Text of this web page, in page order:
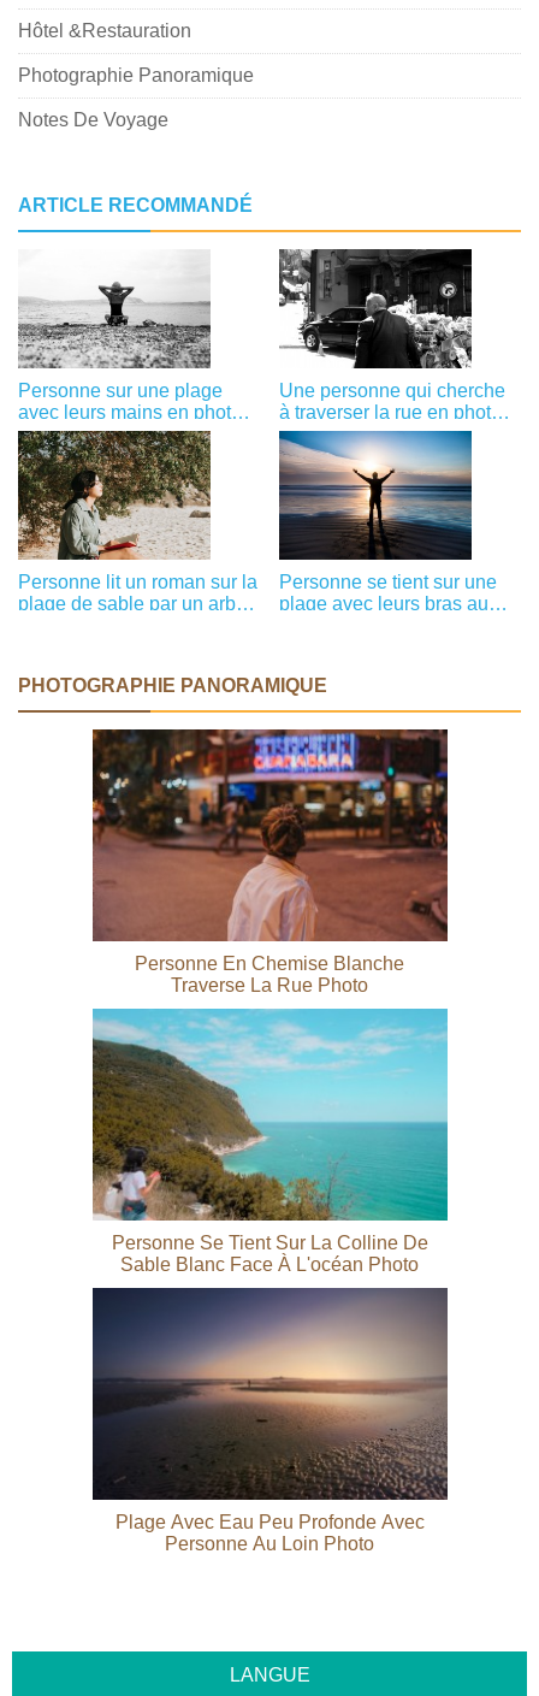
Hôtel &Restauration
Photographie Panoramique
Notes De Voyage
ARTICLE RECOMMANDÉ
Personne sur une plage
avec leurs mains en photo
noir et blanc
Une personne qui cherche
à traverser la rue en photo
noir et blanc
Personne lit un roman sur la
plage de sable par un arbre
Personne se tient sur une
plage avec leurs bras au
PHOTOGRAPHIE PANORAMIQUE
Personne En Chemise Blanche
Traverse La Rue Photo
Personne Se Tient Sur La Colline De
Sable Blanc Face À L'océan Photo
Plage Avec Eau Peu Profonde Avec
Personne Au Loin Photo